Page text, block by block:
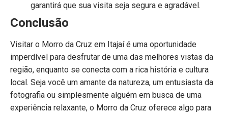
garantirá que sua visita seja segura e agradável.
Conclusão
Visitar o Morro da Cruz em Itajaí é uma oportunidade
imperdível para desfrutar de uma das melhores vistas da
região, enquanto se conecta com a rica história e cultura
local. Seja você um amante da natureza, um entusiasta da
fotografia ou simplesmente alguém em busca de uma
experiência relaxante, o Morro da Cruz oferece algo para